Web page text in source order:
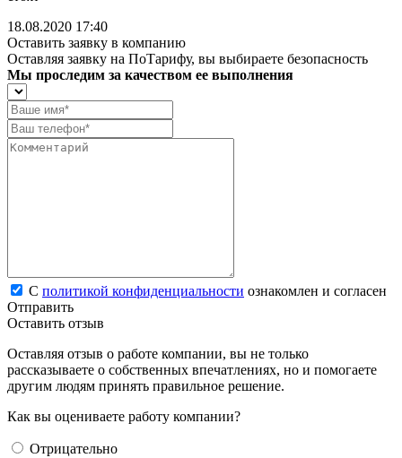
18.08.2020 17:40
Оставить заявку в компанию
Оставляя заявку на ПоТарифу, вы выбираете безопасность
Мы проследим за качеством ее выполнения
С политикой конфиденциальности ознакомлен и согласен
Отправить
Оставить отзыв
Оставляя отзыв о работе компании, вы не только
рассказываете о собственных впечатлениях, но и помогаете
другим людям принять правильное решение.
Как вы оцениваете работу компании?
Отрицательно